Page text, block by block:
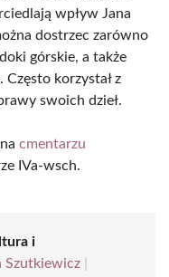
wpływ Jana
dostrzec zarówno
górskie, a także
korzystał z
swoich dzieł.
cmentarzu
IVa-wsch.
i
Szutkiewicz